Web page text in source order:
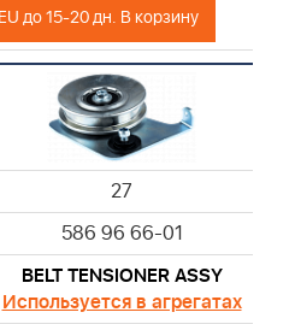
Поставка из РФ или EU до 15-20 дн. В корзину
27
586 96 66-01
BELT TENSIONER ASSY
Используется в агрегатах